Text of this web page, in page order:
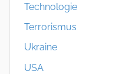
Technologie
Terrorismus
Ukraine
USA